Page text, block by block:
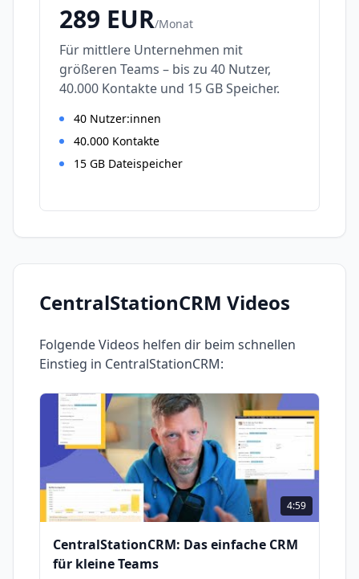
289 EUR/Monat
Für mittlere Unternehmen mit
größeren Teams – bis zu 40 Nutzer,
40.000 Kontakte und 15 GB Speicher.
40 Nutzer:innen
40.000 Kontakte
15 GB Dateispeicher
CentralStationCRM Videos
Folgende Videos helfen dir beim schnellen
Einstieg in CentralStationCRM:
4:59
CentralStationCRM: Das einfache CRM
für kleine Teams